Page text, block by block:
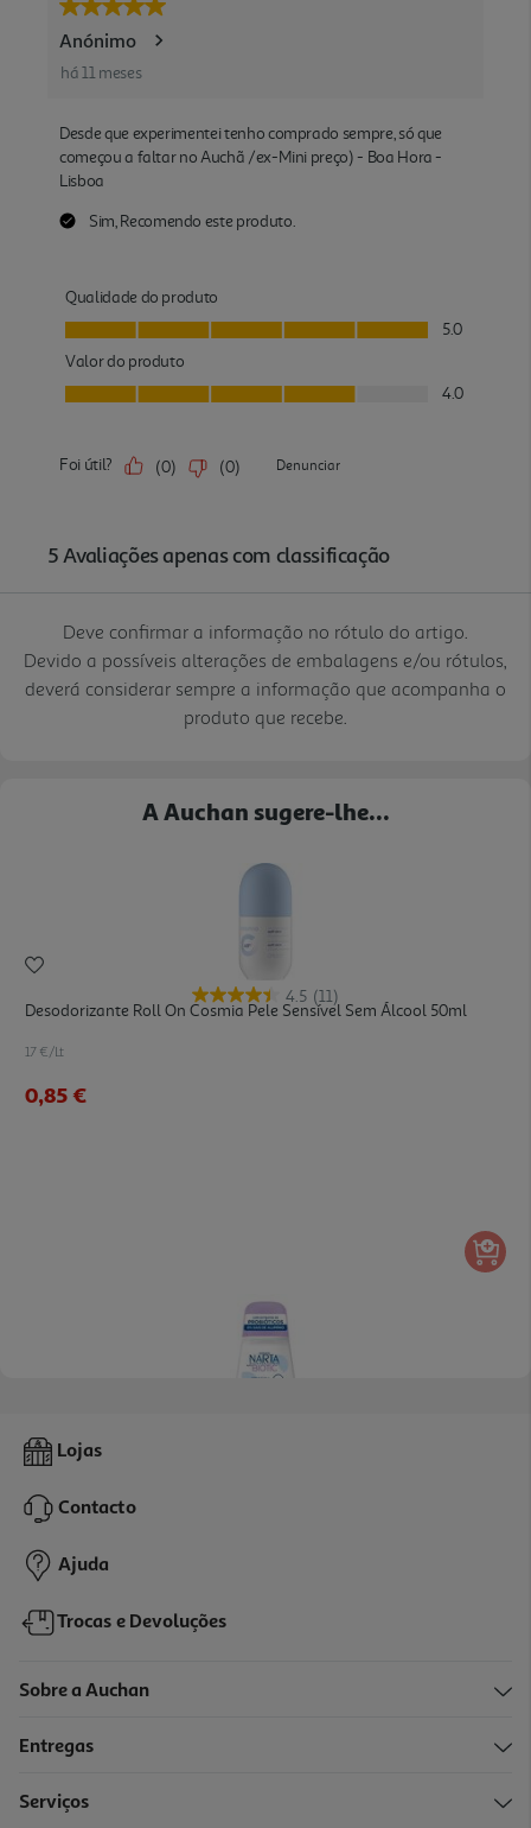
Deve confirmar a informação no rótulo do artigo.
Devido a possíveis alterações de embalagens e/ou rótulos,
deverá considerar sempre a informação que acompanha o
produto que recebe.
A Auchan sugere-lhe...
4.5 (11)
Desodorizante Roll On Cosmia Pele Sensível Sem Álcool 50ml
17 €/Lt
0,85 €
Deo Roll-On Narta Biotic Sensível 50ml
2,79 €
Lojas
Contacto
Ajuda
Trocas e Devoluções
Sobre a Auchan
Entregas
Serviços